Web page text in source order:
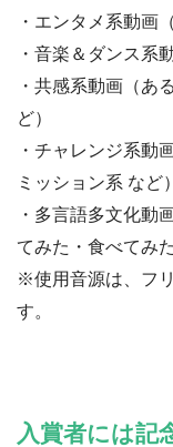
・エンタメ系動画
・音楽＆ダンス系
・共感系動画（あ
ど）
・チャレンジ系動
ミッション系 など）
・多言語多文化動
てみた・食べてみ
※使用音源は、フ
す。
入賞者には記